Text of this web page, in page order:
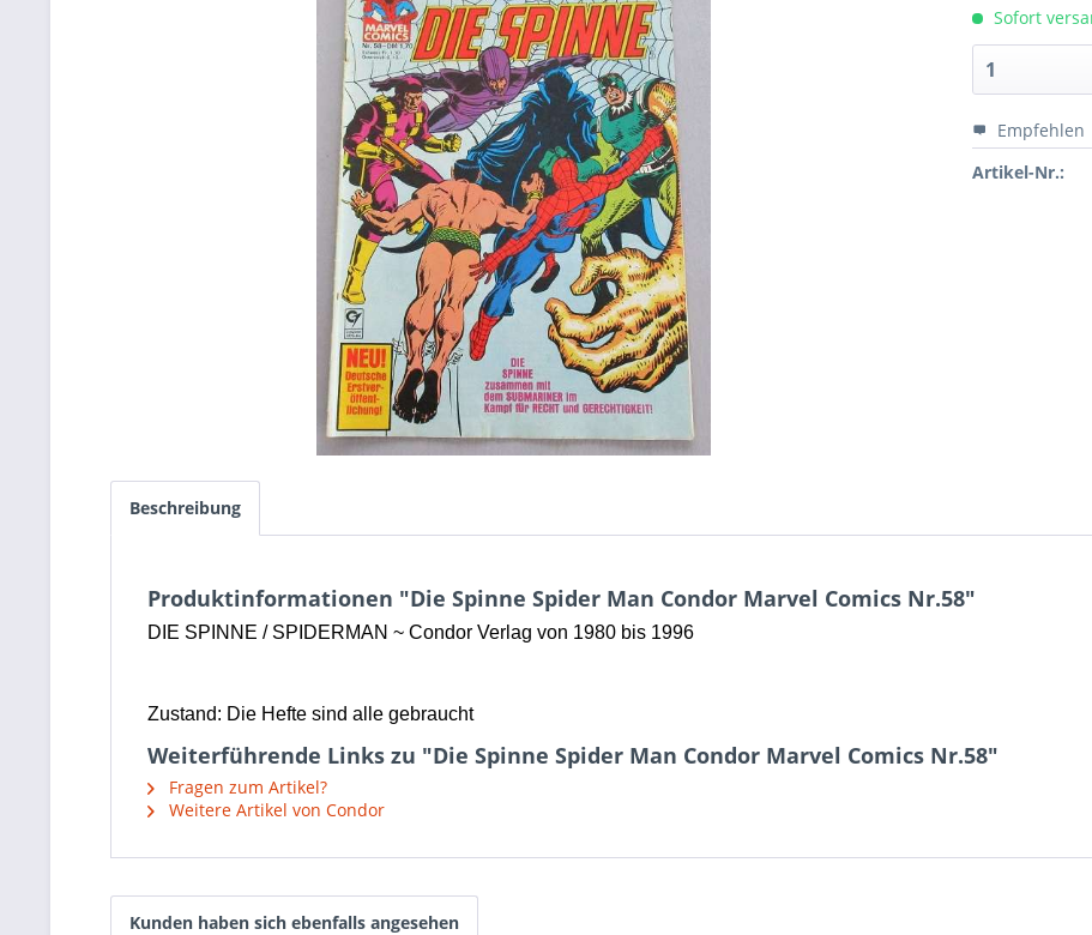
Sofort
Empfehlen
Artikel-Nr.:
Beschreibung
Produktinformationen "Die Spinne Spider Man Condor Marvel Comics Nr.58"
DIE SPINNE / SPIDERMAN ~ Condor Verlag von 1980 bis 1996
Zustand: Die Hefte sind alle gebraucht
Weiterführende Links zu "Die Spinne Spider Man Condor Marvel Comics Nr.58"
Fragen zum Artikel?
Weitere Artikel von Condor
Kunden haben sich ebenfalls angesehen